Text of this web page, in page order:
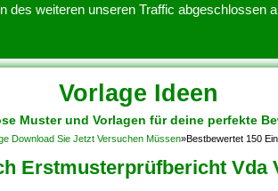
weiteren unseren Traffic
Vorlage Ideen
KONTAKT
Muster und Vorlagen für deine perfekte
Download Sie Jetzt Versuchen Müssen»Bestbewertet 150
Erstmusterprüfbericht Vda